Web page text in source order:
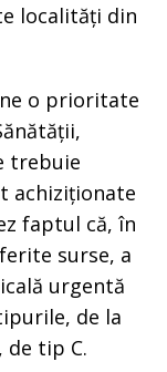
localități din
o prioritate
trebuie
achiziționate
faptul că, în
surse, a
urgentă
de la
de tip C.